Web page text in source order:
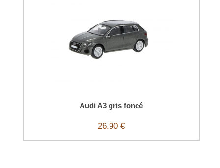
Audi A3 gris foncé
26.90 €